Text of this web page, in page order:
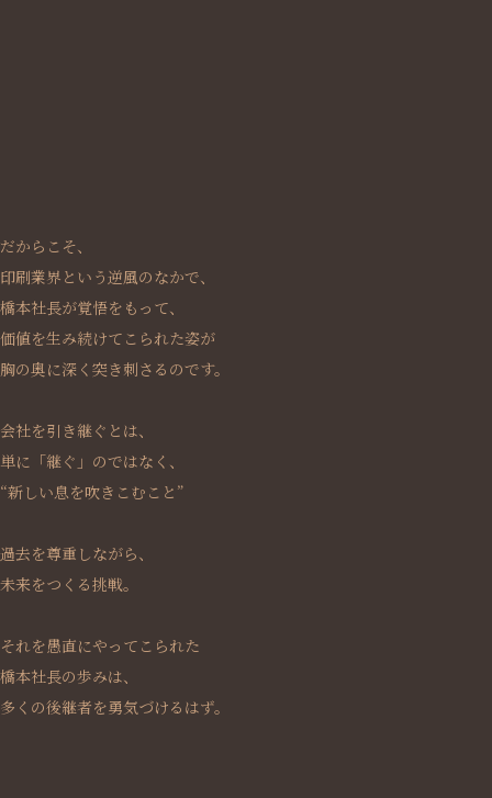
だからこそ、
印刷業界という逆風のなかで、
橋本社長が覚悟をもって、
価値を生み続けてこられた姿が
胸の奥に深く突き刺さるのです。
会社を引き継ぐとは、
単に「継ぐ」のではなく、
“新しい息を吹きこむこと”
過去を尊重しながら、
未来をつくる挑戦。
それを愚直にやってこられた
橋本社長の歩みは、
多くの後継者を勇気づけるはず。